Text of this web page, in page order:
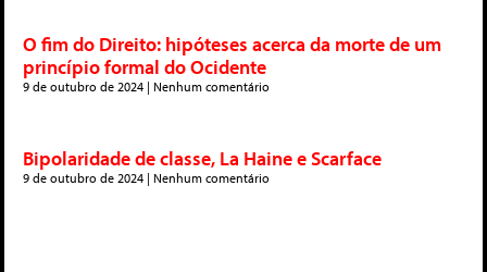
O fim do Direito: hipóteses acerca da morte de um
princípio formal do Ocidente
9 de outubro de 2024 Nenhum comentário
Bipolaridade de classe, La Haine e Scarface
9 de outubro de 2024 Nenhum comentário